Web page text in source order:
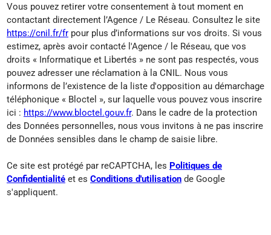
Vous pouvez retirer votre consentement à tout moment en
contactant directement l’Agence / Le Réseau. Consultez le site
https://cnil.fr/fr pour plus d’informations sur vos droits. Si vous
estimez, après avoir contacté l'Agence / le Réseau, que vos
droits « Informatique et Libertés » ne sont pas respectés, vous
pouvez adresser une réclamation à la CNIL. Nous vous
informons de l’existence de la liste d'opposition au démarchage
téléphonique « Bloctel », sur laquelle vous pouvez vous inscrire
ici : https://www.bloctel.gouv.fr. Dans le cadre de la protection
des Données personnelles, nous vous invitons à ne pas inscrire
de Données sensibles dans le champ de saisie libre.
Ce site est protégé par reCAPTCHA, les Politiques de
Confidentialité et es Conditions d'utilisation de Google
s'appliquent.